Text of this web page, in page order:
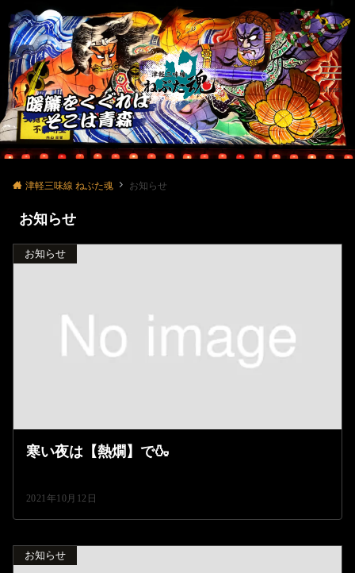
Menu
津軽三味線 ねぶた魂 お知らせ
お知らせ
お知らせ
寒い夜は【熱燗】で🍶
2021年10月12日
お知らせ